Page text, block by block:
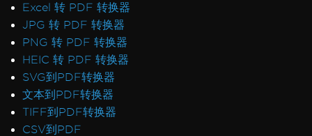
Excel 转 PDF 转换器
JPG 转 PDF 转换器
PNG 转 PDF 转换器
HEIC 转 PDF 转换器
SVG到PDF转换器
文本到PDF转换器
TIFF到PDF转换器
CSV到PDF